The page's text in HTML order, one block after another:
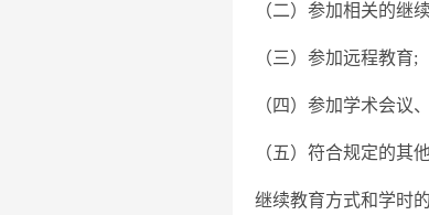
（二）参加相关的继
（三）参加远程教育;
（四）参加学术会议
（五）符合规定的其
继续教育方式和学时